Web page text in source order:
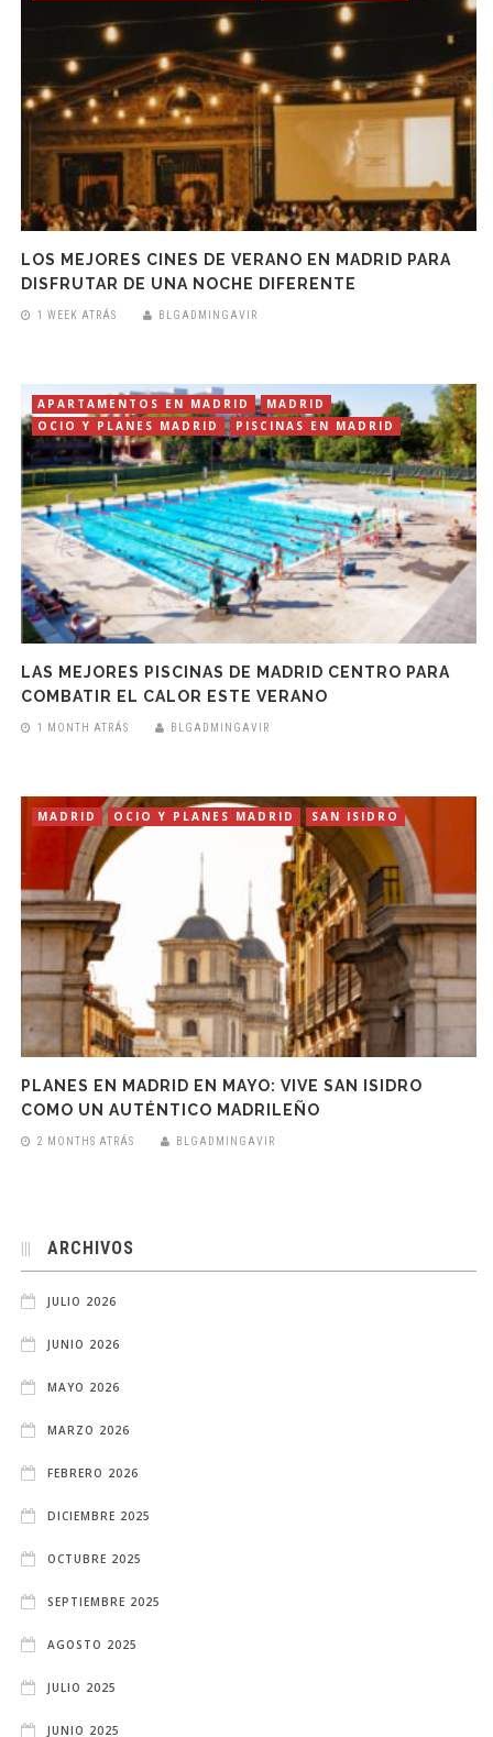
LOS MEJORES CINES DE VERANO EN MADRID PARA
DISFRUTAR DE UNA NOCHE DIFERENTE
1 WEEK ATRÁS BLGADMINGAVIR
APARTAMENTOS EN MADRID
MADRID
OCIO Y PLANES MADRID
PISCINAS EN MADRID
LAS MEJORES PISCINAS DE MADRID CENTRO PARA
COMBATIR EL CALOR ESTE VERANO
1 MONTH ATRÁS BLGADMINGAVIR
MADRID OCIO Y PLANES MADRID SAN ISIDRO
PLANES EN MADRID EN MAYO: VIVE SAN ISIDRO
COMO UN AUTÉNTICO MADRILEÑO
2 MONTHS ATRÁS BLGADMINGAVIR
ARCHIVOS
JULIO 2026
JUNIO 2026
MAYO 2026
MARZO 2026
FEBRERO 2026
DICIEMBRE 2025
OCTUBRE 2025
SEPTIEMBRE 2025
AGOSTO 2025
JULIO 2025
JUNIO 2025